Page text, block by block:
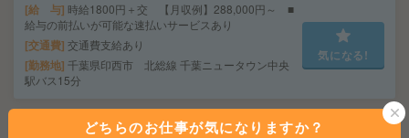
給 与 時給1800円＋交 【月収例】288,000円～ ■
給与の前払いが可能な速払いサービスあり
交通費 交通費支給あり
勤務地 千葉県印西市 北総線 千葉ニュータウン中央
駅バス15分
気になる!
今から探す9月スタート×コツコツ入力メインのお仕事＠
どちらのお仕事が気になりますか？